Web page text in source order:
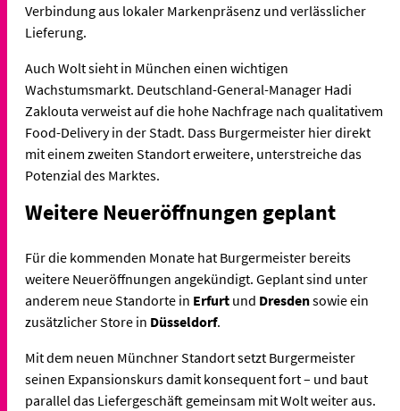
Verbindung aus lokaler Markenpräsenz und verlässlicher
Lieferung.
Auch Wolt sieht in München einen wichtigen
Wachstumsmarkt. Deutschland-General-Manager Hadi
Zaklouta verweist auf die hohe Nachfrage nach qualitativem
Food-Delivery in der Stadt. Dass Burgermeister hier direkt
mit einem zweiten Standort erweitere, unterstreiche das
Potenzial des Marktes.
Weitere Neueröffnungen geplant
Für die kommenden Monate hat Burgermeister bereits
weitere Neueröffnungen angekündigt. Geplant sind unter
anderem neue Standorte in Erfurt und Dresdensowie ein
zusätzlicher Store in Düsseldorf.
Mit dem neuen Münchner Standort setzt Burgermeister
seinen Expansionskurs damit konsequent fort – und baut
parallel das Liefergeschäft gemeinsam mit Wolt weiter aus.